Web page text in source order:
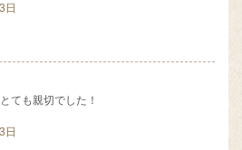
日
ても親切でした！
日